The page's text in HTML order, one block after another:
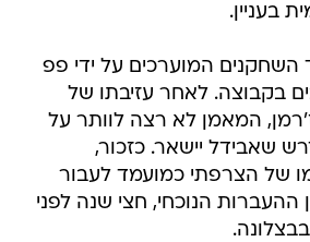
בעניין.
המוערכים על ידי פפ
בקבוצה. לאחר עזיבתו של
המאמן לא רצה לוותר על
שאבידל יישאר. כזכור,
של הצרפתי כמועמד לעבור
הנוכחי, חצי שנה לפני